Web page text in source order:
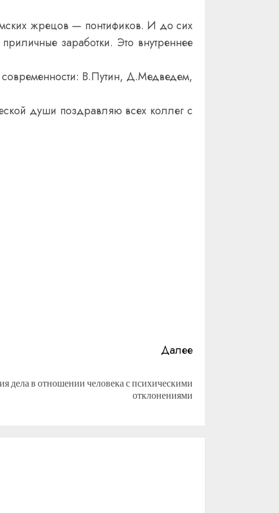
жрецов — понтификов. И до сих
заработки. Это внутреннее
современности: В.Путин, Д.Медведем,
души поздравляю всех коллег с
Далее
дела в отношении человека с психическими
отклонениями